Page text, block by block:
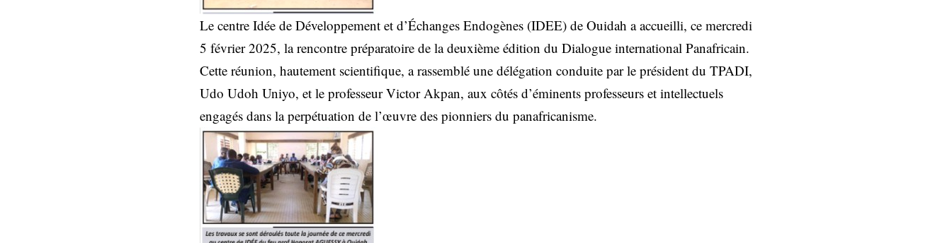
Le centre Idée de Développement et d’Échanges Endogènes (IDEE) de Ouidah a accueilli, ce mercredi
5 février 2025, la rencontre préparatoire de la deuxième édition du Dialogue international Panafricain.
Cette réunion, hautement scientifique, a rassemblé une délégation conduite par le président du TPADI,
Udo Udoh Uniyo, et le professeur Victor Akpan, aux côtés d’éminents professeurs et intellectuels
engagés dans la perpétuation de l’œuvre des pionniers du panafricanisme.